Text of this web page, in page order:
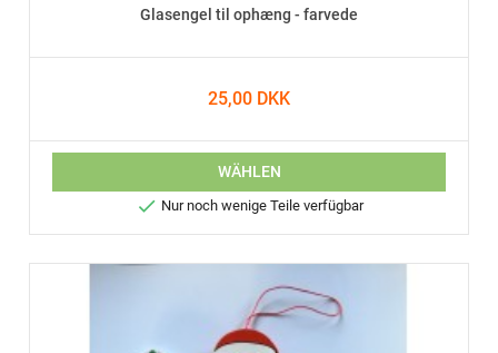
Glasengel til ophæng - farvede
25,00 DKK
WÄHLEN
 Nur noch wenige Teile verfügbar